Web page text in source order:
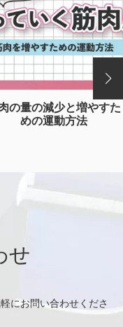
の量の減少と増やすた
めの運動方法
せ
にお問い合わせくださ